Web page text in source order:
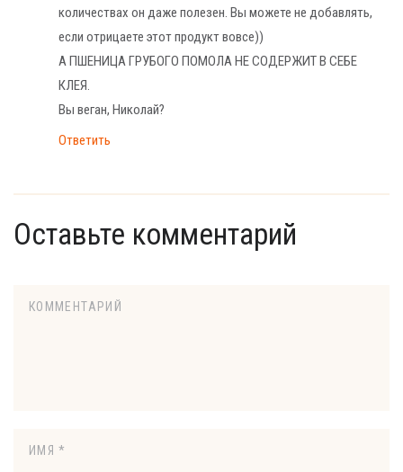
количествах он даже полезен. Вы можете не добавлять,
если отрицаете этот продукт вовсе))
А ПШЕНИЦА ГРУБОГО ПОМОЛА НЕ СОДЕРЖИТ В СЕБЕ
КЛЕЯ.
Вы веган, Николай?
Ответить
Оставьте комментарий